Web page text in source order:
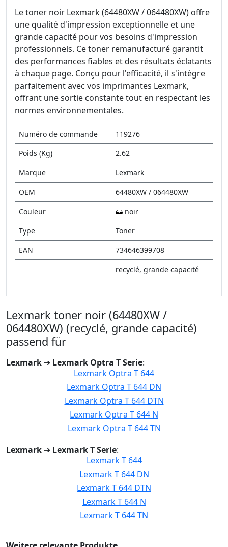
Le toner noir Lexmark (64480XW / 064480XW) offre
une qualité d'impression exceptionnelle et une
grande capacité pour vos besoins d'impression
professionnels. Ce toner remanufacturé garantit
des performances fiables et des résultats éclatants
à chaque page. Conçu pour l'efficacité, il s'intègre
parfaitement avec vos imprimantes Lexmark,
offrant une sortie constante tout en respectant les
normes environnementales.
Numéro de commande
119276
Poids (Kg)
2.62
Marque
Lexmark
OEM
64480XW / 064480XW
Couleur
noir
Type
Toner
EAN
734646399708
recyclé, grande capacité
Lexmark toner noir (64480XW /
064480XW) (recyclé, grande capacité)
passend für
Lexmark ➔ Lexmark Optra T Serie:
Lexmark Optra T 644
Lexmark Optra T 644 DN
Lexmark Optra T 644 DTN
Lexmark Optra T 644 N
Lexmark Optra T 644 TN
Lexmark ➔ Lexmark T Serie:
Lexmark T 644
Lexmark T 644 DN
Lexmark T 644 DTN
Lexmark T 644 N
Lexmark T 644 TN